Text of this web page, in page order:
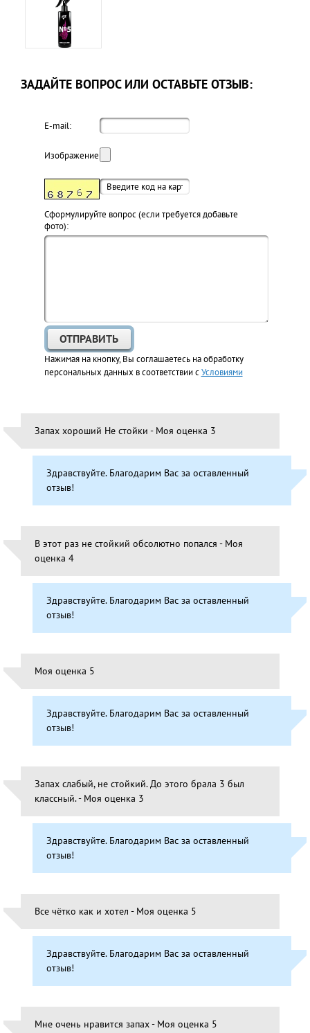
ЗАДАЙТЕ ВОПРОС ИЛИ ОСТАВЬТЕ ОТЗЫВ:
E-mail:
Изображение:
Cформулируйте вопрос (если требуется добавьте
фото):
Нажимая на кнопку, Вы соглашаетесь на обработку
персональных данных в соответствии сУсловиями
Запах хороший Не стойки - Моя оценка 3
Здравствуйте. Благодарим Вас за оставленный
отзыв!
В этот раз не стойкий обсолютно попался - Моя
оценка 4
Здравствуйте. Благодарим Вас за оставленный
отзыв!
Моя оценка 5
Здравствуйте. Благодарим Вас за оставленный
отзыв!
Запах слабый, не стойкий. До этого брала 3 был
классный. - Моя оценка 3
Здравствуйте. Благодарим Вас за оставленный
отзыв!
Все чётко как и хотел - Моя оценка 5
Здравствуйте. Благодарим Вас за оставленный
отзыв!
Мне очень нравится запах - Моя оценка 5